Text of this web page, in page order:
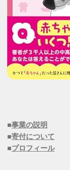
■事業の説明
■寄付について
■プロフィール